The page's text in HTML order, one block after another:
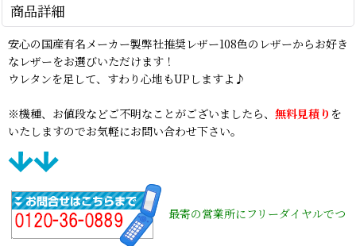
商品詳細
安心の国産有名メーカー製弊社推奨レザー108色のレザーからお好き
なレザーをお選びいただけます！
ウレタンを足して、すわり心地もUPしますよ♪
※機種、お値段などご不明なことがございましたら、 無料見積り を
いたしますのでお気軽にお問い合わせ下さい。
最寄の営業所にフリーダイヤルでつ